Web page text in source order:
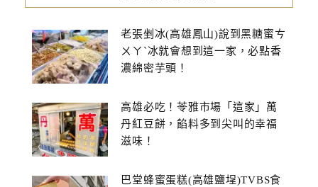
老張剉冰(高雄鳳山)說到黑糖蜜ㄘ
ㄨㄚˋ冰就會想到這一家，必點香
濃綿密芋頭！
高雄必吃！苓雅市場「這家」萬
丹紅豆餅，餡料多到尖叫的幸福
滋味！
巴堂蜂蜜蛋糕(高雄鹽埕)TVBS食